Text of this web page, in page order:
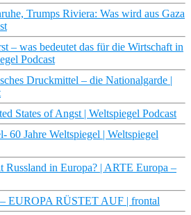
Trumps Riviera: Was wird aus Gaza
– was bedeutet das für die Wirtschaft in
Podcast
Druckmittel – die Nationalgarde |
States of Angst | Weltspiegel Podcast
60 Jahre Weltspiegel | Weltspiegel
Russland in Europa? | ARTE Europa –
EUROPA RÜSTET AUF | frontal